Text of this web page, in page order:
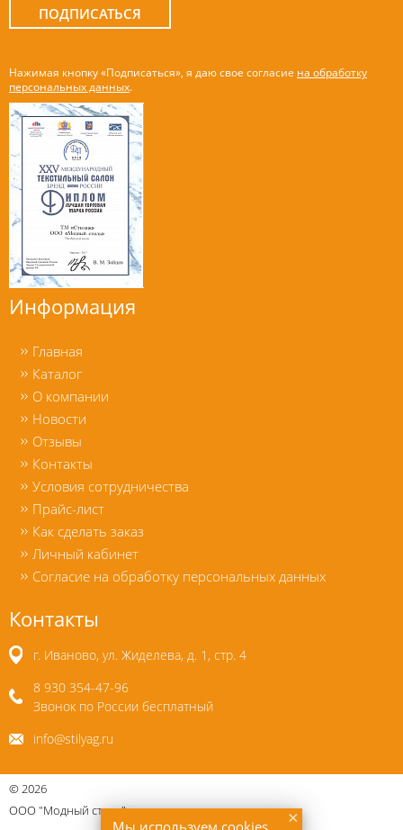
×
Мы используем cookies,
ПОДПИСАТЬСЯ
Нажимая кнопку «Подписаться», я даю свое согласие на обработку
персональных данных.
Информация
Главная
Каталог
О компании
Новости
Отзывы
Контакты
Условия сотрудничества
Прайс-лист
Как сделать заказ
Личный кабинет
Согласие на обработку персональных данных
Контакты
г. Иваново, ул. Жиделева, д. 1, стр. 4
8 930 354-47-96
Звонок по России бесплатный
info@stilyag.ru
©2026
ООО "Модный стиль"